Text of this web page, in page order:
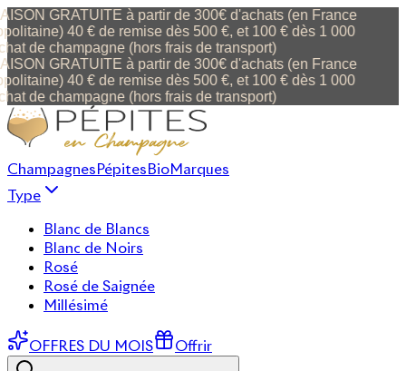
GRATUITE à partir de 300€ d'achats (en France
40 € de remise dès 500 €, et 100 € dès 1 000
de champagne (hors frais de transport)
GRATUITE à partir de 300€ d'achats (en France
40 € de remise dès 500 €, et 100 € dès 1 000
de champagne (hors frais de transport)
ChampagnesPépitesBioMarques
Type
Blanc de Blancs
Blanc de Noirs
Rosé
Rosé de Saignée
Millésimé
OFFRES DU MOIS Offrir